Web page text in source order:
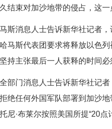
结束对加沙地带的侵占，这一
消息人士告诉新华社记者，
马斯代表团要求将释放以色
持主张最后一人获释的时间
门消息人士告诉新华社记者
绝任何外国军队部署到加沙
尼·布莱尔按照美国所提“20点